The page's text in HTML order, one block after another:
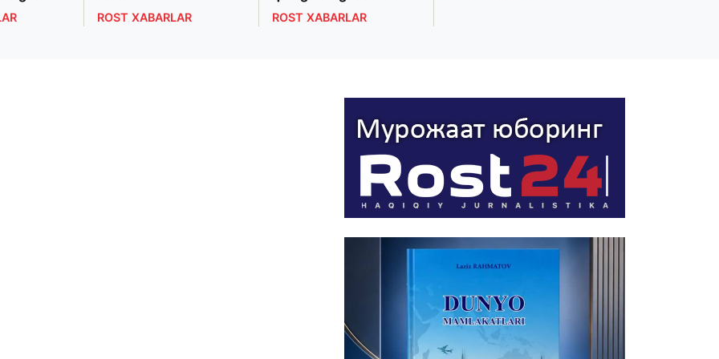
ROST XABARLAR ROST XABARLAR